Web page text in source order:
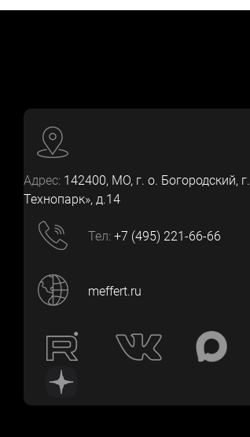
Адрес: 142400, МО, г. о. Богородский, г.
Технопарк», д.14
Тел: +7 (495) 221-66-66
meffert.ru